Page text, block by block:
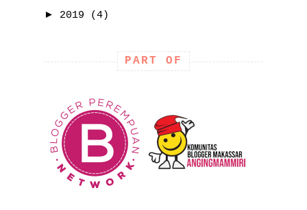
► 2019 (4)
PART OF